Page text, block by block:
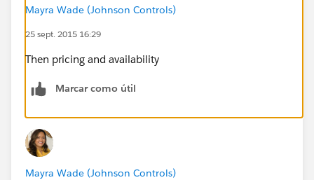
Mayra Wade (Johnson Controls)
25 sept. 2015 16:29
Then pricing and availability
Marcar como útil
Mayra Wade (Johnson Controls)